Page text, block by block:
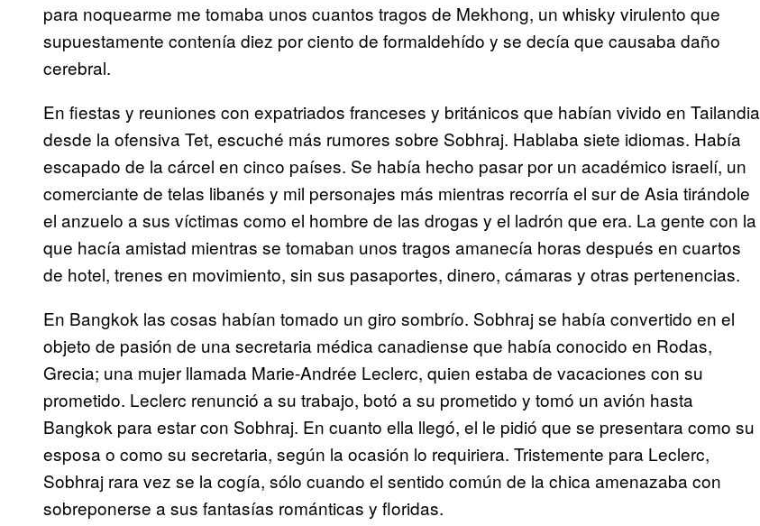
para noquearme me tomaba unos cuantos tragos de Mekhong, un whisky virulento que
supuestamente contenía diez por ciento de formaldehído y se decía que causaba daño
cerebral.
En fiestas y reuniones con expatriados franceses y británicos que habían vivido en Tailandia
desde la ofensiva Tet, escuché más rumores sobre Sobhraj. Hablaba siete idiomas. Había
escapado de la cárcel en cinco países. Se había hecho pasar por un académico israelí, un
comerciante de telas libanés y mil personajes más mientras recorría el sur de Asia tirándole
el anzuelo a sus víctimas como el hombre de las drogas y el ladrón que era. La gente con la
que hacía amistad mientras se tomaban unos tragos amanecía horas después en cuartos
de hotel, trenes en movimiento, sin sus pasaportes, dinero, cámaras y otras pertenencias.
En Bangkok las cosas habían tomado un giro sombrío. Sobhraj se había convertido en el
objeto de pasión de una secretaria médica canadiense que había conocido en Rodas,
Grecia; una mujer llamada Marie-Andrée Leclerc, quien estaba de vacaciones con su
prometido. Leclerc renunció a su trabajo, botó a su prometido y tomó un avión hasta
Bangkok para estar con Sobhraj. En cuanto ella llegó, el le pidió que se presentara como su
esposa o como su secretaria, según la ocasión lo requiriera. Tristemente para Leclerc,
Sobhraj rara vez se la cogía, sólo cuando el sentido común de la chica amenazaba con
sobreponerse a sus fantasías románticas y floridas.